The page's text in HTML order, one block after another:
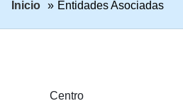
ir a página:
Inicio Entidades Asociadas
Centro